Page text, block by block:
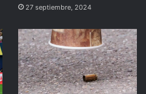
27 septiembre, 2024